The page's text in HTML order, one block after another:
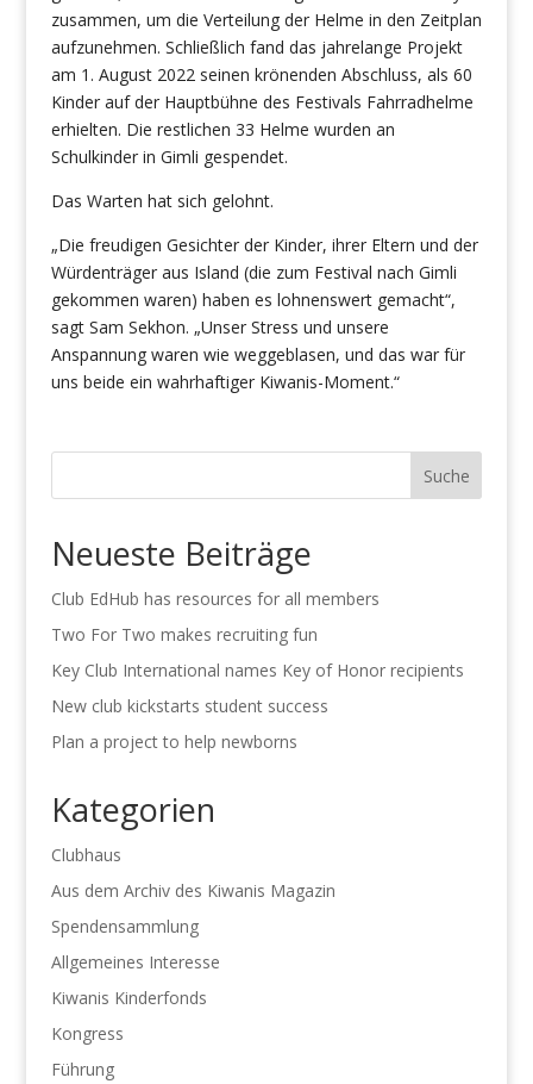
zusammen, um die Verteilung der Helme in den Zeitplan
aufzunehmen. Schließlich fand das jahrelange Projekt
am 1. August 2022 seinen krönenden Abschluss, als 60
Kinder auf der Hauptbühne des Festivals Fahrradhelme
erhielten. Die restlichen 33 Helme wurden an
Schulkinder in Gimli gespendet.
Das Warten hat sich gelohnt.
„Die freudigen Gesichter der Kinder, ihrer Eltern und der
Würdenträger aus Island (die zum Festival nach Gimli
gekommen waren) haben es lohnenswert gemacht“,
sagt Sam Sekhon. „Unser Stress und unsere
Anspannung waren wie weggeblasen, und das war für
uns beide ein wahrhaftiger Kiwanis-Moment.“
Suche
Neueste Beiträge
Club EdHub has resources for all members
Two For Two makes recruiting fun
Key Club International names Key of Honor recipients
New club kickstarts student success
Plan a project to help newborns
Kategorien
Clubhaus
Aus dem Archiv des Kiwanis Magazin
Spendensammlung
Allgemeines Interesse
Kiwanis Kinderfonds
Kongress
Führung